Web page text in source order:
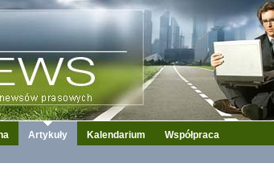
Artykuły Kalendarium Współpraca